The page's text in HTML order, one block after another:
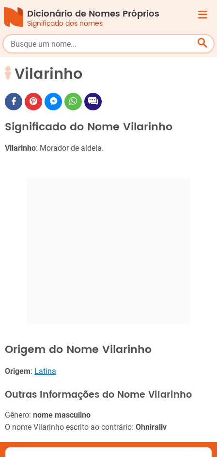
Dicionário de Nomes Próprios
Significado dos nomes
Vilarinho
Significado do Nome Vilarinho
Vilarinho: Morador de aldeia.
Origem do Nome Vilarinho
Origem: Latina
Outras Informações do Nome Vilarinho
Gênero: nome masculino
O nome Vilarinho escrito ao contrário: Ohniraliv